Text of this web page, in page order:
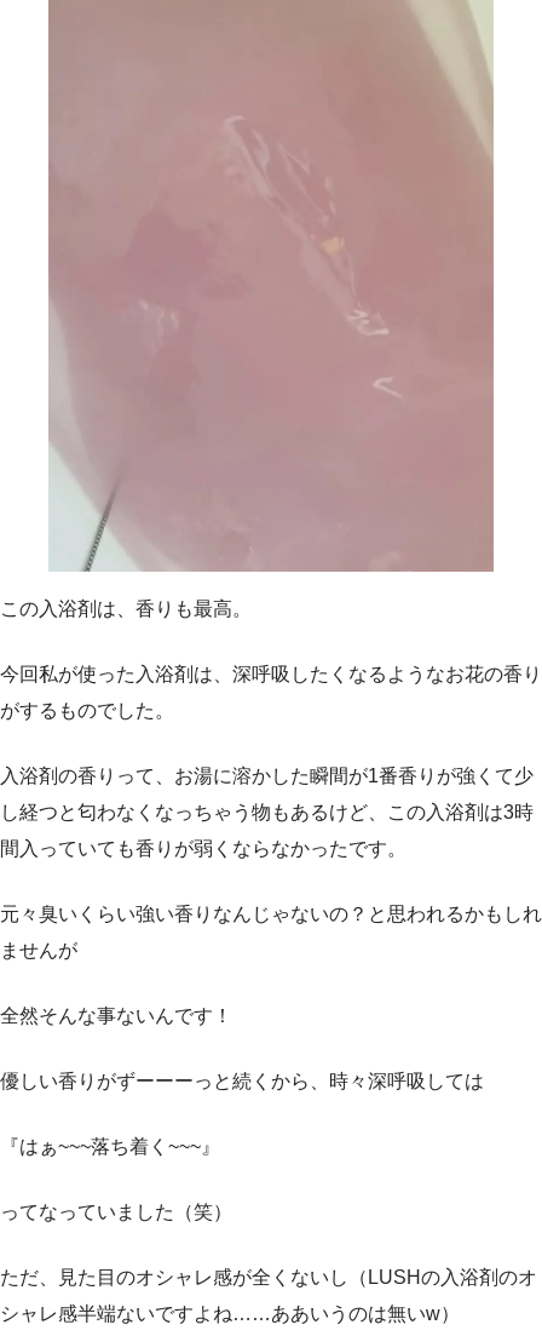
この入浴剤は、香りも最高。
今回私が使った入浴剤は、深呼吸したくなるようなお花の香り
がするものでした。
入浴剤の香りって、お湯に溶かした瞬間が1番香りが強くて少
し経つと匂わなくなっちゃう物もあるけど、この入浴剤は3時
間入っていても香りが弱くならなかったです。
元々臭いくらい強い香りなんじゃないの？と思われるかもしれ
ませんが
全然そんな事ないんです！
優しい香りがずーーーっと続くから、時々深呼吸しては
『はぁ~~~落ち着く~~~』
ってなっていました（笑）
ただ、見た目のオシャレ感が全くないし（LUSHの入浴剤のオ
シャレ感半端ないですよね……ああいうのは無いw）